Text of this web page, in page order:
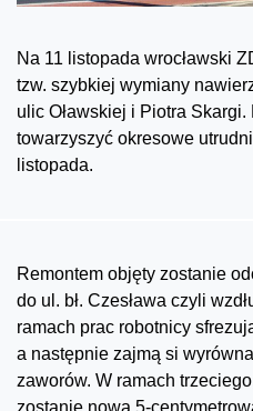
Na 11 listopada wrocławski
tzw. szybkiej wymiany
ulic Oławskiej i Piotra Skargi.
towarzyszyć okresowe
listopada.
Remontem objęty zostanie
do ul. bł. Czesława czyli
ramach prac robotnicy
a następnie zajmą si
zaworów. W ramach
zostanie nowa 5-